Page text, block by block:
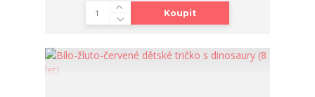
Koupit